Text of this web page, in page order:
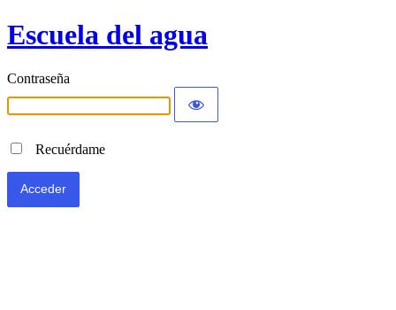
Escuela del agua
Contraseña
Recuérdame